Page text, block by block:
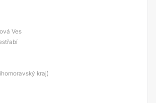
Ves
kraj)